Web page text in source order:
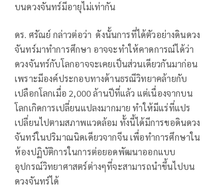
บนดวงจันทร์มีอายุไม่เท่ากัน
ดร. ศรัณย์ กล่าวต่อว่า ดังนั้นการที่ได้ตัวอย่างดินดวง
จันทร์มาทำการศึกษา อาจจะทำให้คาดการณ์ได้ว่า
ดวงจันทร์กับโลกอาจจะเคยเป็นส่วนเดียวกันมาก่อน
เพราะมีองค์ประกอบทางด้านธรณีวิทยาคล้ายกับ
เปลือกโลกเมื่อ 2,000 ล้านปีที่แล้ว แต่เนื่องจากบน
โลกเกิดการเปลี่ยนแปลงมากมาย ทำให้มีแร่ที่แปร
เปลี่ยนไปตามสภาพแวดล้อม ทั้งนี้ได้มีการขอดินดวง
จันทร์ในปริมาณนิดเดียวจากจีน เพื่อทำการศึกษาใน
ห้องปฏิบัติการในการต่อยอดพัฒนาออกแบบ
อุปกรณ์วิทยาศาสตร์ต่างๆที่จะสามารถนำขึ้นไปบน
ดวงจันทร์ได้